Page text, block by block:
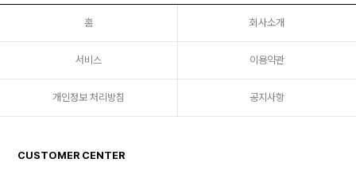
홈 회사소개
서비스 이용약관
개인정보 처리방침 공지사항
CUSTOMER CENTER